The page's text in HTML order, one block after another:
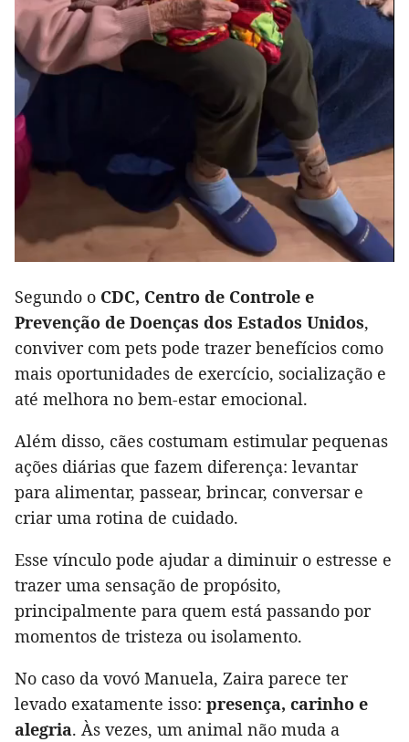
Segundo o CDC, Centro de Controle e
Prevenção de Doenças dos Estados Unidos,
conviver com pets pode trazer benefícios como
mais oportunidades de exercício, socialização e
até melhora no bem-estar emocional.
Além disso, cães costumam estimular pequenas
ações diárias que fazem diferença: levantar
para alimentar, passear, brincar, conversar e
criar uma rotina de cuidado.
Esse vínculo pode ajudar a diminuir o estresse e
trazer uma sensação de propósito,
principalmente para quem está passando por
momentos de tristeza ou isolamento.
No caso da vovó Manuela, Zaira parece ter
levado exatamente isso: presença, carinho e
alegria. Às vezes, um animal não muda a